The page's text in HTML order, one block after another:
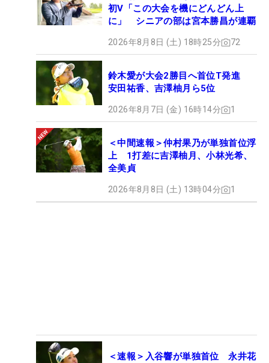
初V「この大会を機にどんどん上
に」 シニアの部は宮本勝昌が連覇
2026年8月8日 (土) 18時25分 72
鈴木愛が大会2勝目へ首位T発進
安田祐香、吉澤柚月ら5位
2026年8月7日 (金) 16時14分 1
＜中間速報＞仲村果乃が単独首位浮
上 1打差に吉澤柚月、小林光希、
全美貞
2026年8月8日 (土) 13時04分 1
＜速報＞入谷響が単独首位 永井花